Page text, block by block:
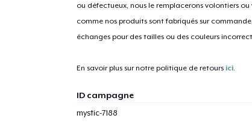
ou défectueux, nous le remplacerons volontiers
comme nos produits sont fabriqués sur
échanges pour des tailles ou des couleurs
En savoir plus sur notre politique de retours ici.
ID campagne
mystic-7188